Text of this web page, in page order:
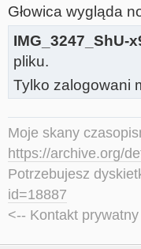
Głowica wygląda
IMG_3247_ShU-
pliku.
Tylko zalogowani
Moje skany
https://archive.org/
Potrzebujesz
id=18887
<-- Kontakt